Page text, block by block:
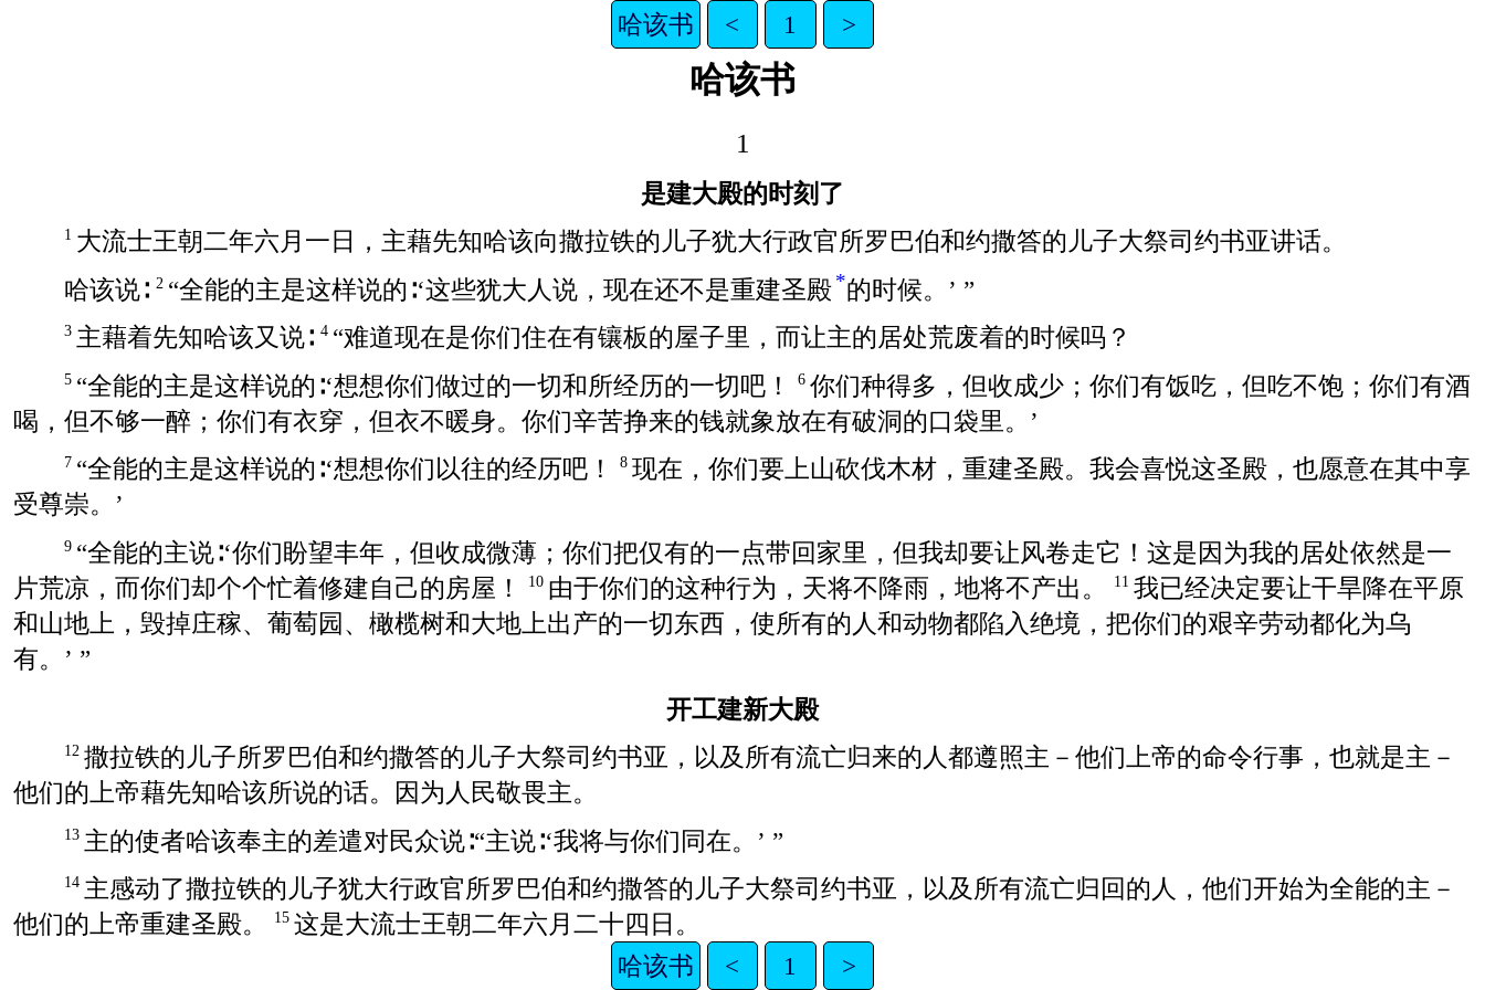
哈该书 < 1 >
哈该书
1
是建大殿的时刻了
1 大流士王朝二年六月一日，主藉先知哈该向撒拉铁的儿子犹大行政官所罗巴伯和约撒答的儿子大祭司约书亚讲话。
哈该说∶ 2 “全能的主是这样说的∶‘这些犹大人说，现在还不是重建圣殿 *的时候。’ ”
3 主藉着先知哈该又说∶ 4 “难道现在是你们住在有镶板的屋子里，而让主的居处荒废着的时候吗？
5 “全能的主是这样说的∶‘想想你们做过的一切和所经历的一切吧！ 6 你们种得多，但收成少；你们有饭吃，但吃不饱；你们有酒
喝，但不够一醉；你们有衣穿，但衣不暖身。你们辛苦挣来的钱就象放在有破洞的口袋里。’
7 “全能的主是这样说的∶‘想想你们以往的经历吧！ 8 现在，你们要上山砍伐木材，重建圣殿。我会喜悦这圣殿，也愿意在其中享
受尊崇。’
9 “全能的主说∶‘你们盼望丰年，但收成微薄；你们把仅有的一点带回家里，但我却要让风卷走它！这是因为我的居处依然是一
片荒凉，而你们却个个忙着修建自己的房屋！
10 由于你们的这种行为，天将不降雨，地将不产出。 11 我已经决定要让干旱降在平原
和山地上，毁掉庄稼、葡萄园、橄榄树和大地上出产的一切东西，使所有的人和动物都陷入绝境，把你们的艰辛劳动都化为乌
有。’ ”
开工建新大殿
12 撒拉铁的儿子所罗巴伯和约撒答的儿子大祭司约书亚，以及所有流亡归来的人都遵照主－他们上帝的命令行事，也就是主－
他们的上帝藉先知哈该所说的话。因为人民敬畏主。
13 主的使者哈该奉主的差遣对民众说∶“主说∶‘我将与你们同在。’ ”
14 主感动了撒拉铁的儿子犹大行政官所罗巴伯和约撒答的儿子大祭司约书亚，以及所有流亡归回的人，他们开始为全能的主－
他们的上帝重建圣殿。
15 这是大流士王朝二年六月二十四日。
哈该书
< 1 >